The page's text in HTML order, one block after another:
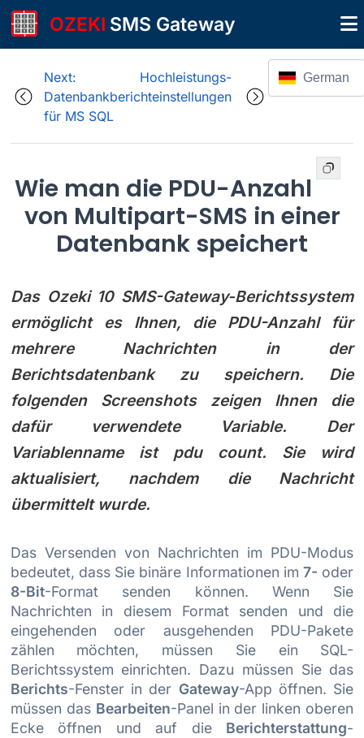
OZEKI SMS Gateway
Next: Hochleistungs-
Datenbankberichteinstellungen
für MS SQL
German
Wie man die PDU-Anzahl
von Multipart-SMS in einer
Datenbank speichert
Das Ozeki 10 SMS-Gateway-Berichtssystem
ermöglicht es Ihnen, die PDU-Anzahl für
mehrere Nachrichten in der
Berichtsdatenbank zu speichern. Die
folgenden Screenshots zeigen Ihnen die
dafür verwendete Variable. Der
Variablenname ist pdu count. Sie wird
aktualisiert, nachdem die Nachricht
übermittelt wurde.
Das Versenden von Nachrichten im PDU-Modus
bedeutet, dass Sie binäre Informationen im7- oder
8-Bit-Format senden können. Wenn Sie
Nachrichten in diesem Format senden und die
eingehenden oder ausgehenden PDU-Pakete
zählen möchten, müssen Sie ein SQL-
Berichtssystem einrichten. Dazu müssen Sie das
Berichts-Fenster in der Gateway-App öffnen. Sie
müssen das Bearbeiten-Panel in der linken oberen
Ecke öffnen und auf die Berichterstattung-